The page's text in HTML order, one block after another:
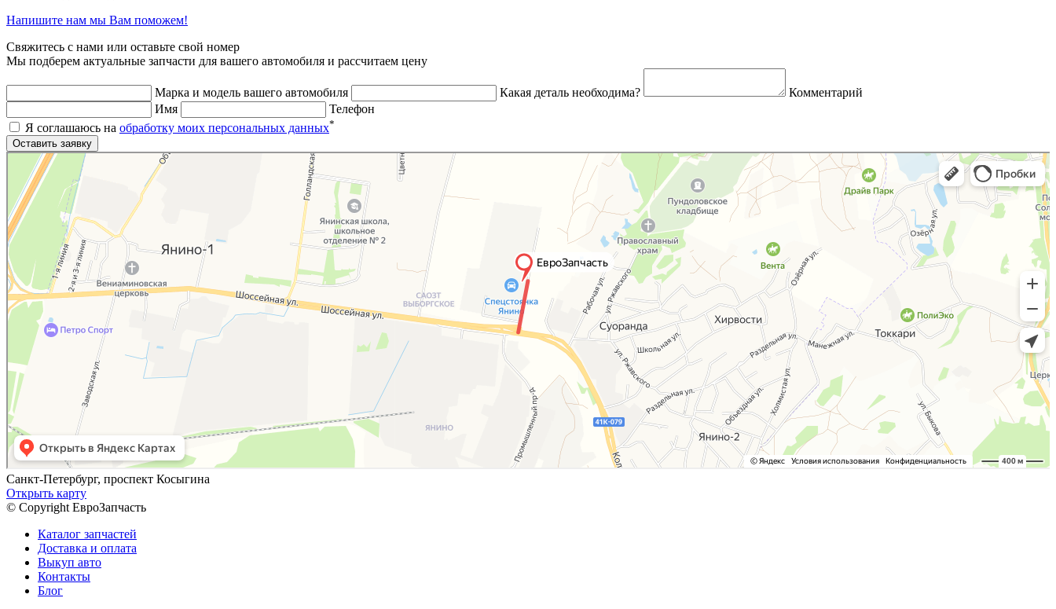
Напишите нам мы Вам поможем!
Свяжитесь с нами или оставьте свой номер
Мы подберем актуальные запчасти для вашего автомобиля и рассчитаем цену
Марка и модель вашего автомобиля Какая деталь необходима?
Комментарий
Имя
Телефон
Я соглашаюсь на обработку моих персональных данных*
Яндекс.Карты
Яндекс.Карты — поиск мест и адресов, городской транспорт
Санкт-Петербург, проспект Косыгина
Открыть карту
© Copyright ЕвроЗапчасть
Каталог запчастей
Доставка и оплата
Выкуп авто
Контакты
Блог